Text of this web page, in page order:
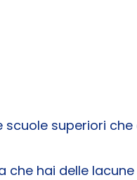
superiori che
che hai delle